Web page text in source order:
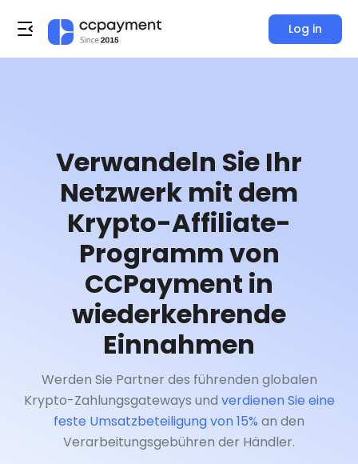
Log in
Verwandeln Sie Ihr
Netzwerk mit dem
Krypto-Affiliate-
Programm von
CCPayment in
wiederkehrende
Einnahmen
Werden Sie Partner des führenden globalen
Krypto-Zahlungsgateways und verdienen Sie eine
feste Umsatzbeteiligung von 15% an den
Verarbeitungsgebühren der Händler.